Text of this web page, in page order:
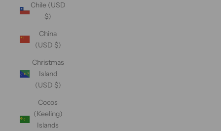
Chile (USD
$)
China
(USD $)
Christmas
Island
(USD $)
Cocos
(Keeling)
Islands